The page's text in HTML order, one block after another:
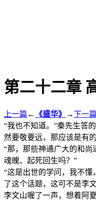
第二十二章
上一篇 ← 《盛华》 →下一篇
“我也不知道。”秦先生答
然要敬要远，那应该是有
“那，那些神通广大的和
魂魄、起死回生吗？”
“这是出世的学问，我不
了这个话题，这可不是李
李文山喔了一声，想着阿